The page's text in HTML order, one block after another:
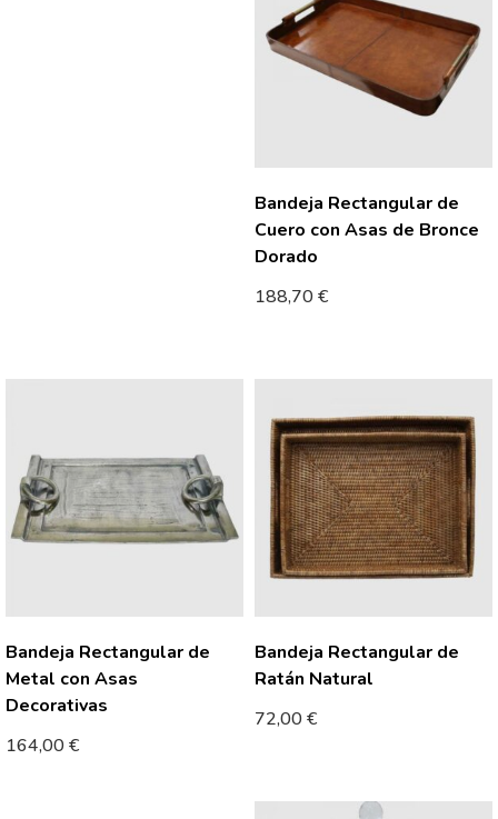
Bandeja Rectangular de
Cuero con Asas de Bronce
Dorado
188,70€
Bandeja Rectangular de
Metal con Asas
Decorativas
164,00€
Bandeja Rectangular de
Ratán Natural
72,00€